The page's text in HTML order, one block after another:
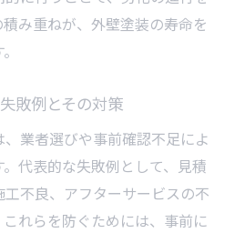
み重ねが、外壁塗装の寿命を
敗例とその対策
業者選びや事前確認不足によ
代表的な失敗例として、見積
不良、アフターサービスの不
れらを防ぐためには、事前に